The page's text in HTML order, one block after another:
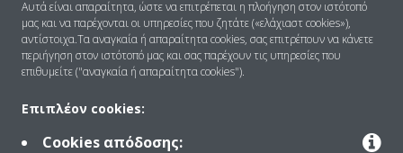
Λύσεις
Επικοινωνία
Αυτά είναι απαραίτητα, ώστε να επιτρέπεται η πλοήγηση στον ιστότοπό
μας και να παρέχονται οι υπηρεσίες που ζητάτε («ελάχιαστ cookies»),
αντίστοιχα.Τα αναγκαία ή απαραίτητα cookies, σας επιτρέπουν να κάνετε
περιήγηση στον ιστότοπό μας και σας παρέχουν τις υπηρεσίες που
επιθυμείτε ("αναγκαία ή απαραίτητα cookies").
Επιπλέον cookies:
Cookies απόδοσης: